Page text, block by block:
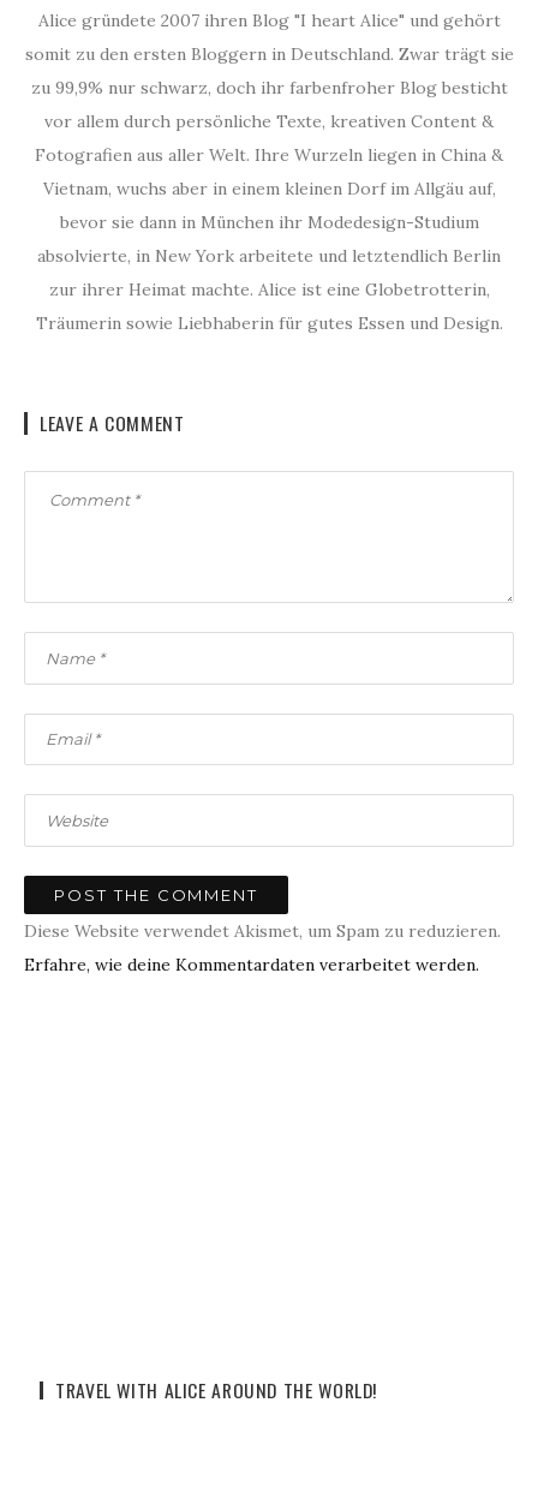
Alice gründete 2007 ihren Blog "I heart Alice" und gehört
somit zu den ersten Bloggern in Deutschland. Zwar trägt sie
zu 99,9% nur schwarz, doch ihr farbenfroher Blog besticht
vor allem durch persönliche Texte, kreativen Content &
Fotografien aus aller Welt. Ihre Wurzeln liegen in China &
Vietnam, wuchs aber in einem kleinen Dorf im Allgäu auf,
bevor sie dann in München ihr Modedesign-Studium
absolvierte, in New York arbeitete und letztendlich Berlin
zur ihrer Heimat machte. Alice ist eine Globetrotterin,
Träumerin sowie Liebhaberin für gutes Essen und Design.
LEAVE A COMMENT
Diese Website verwendet Akismet, um Spam zu reduzieren.
Erfahre, wie deine Kommentardaten verarbeitet werden.
TRAVEL WITH ALICE AROUND THE WORLD!